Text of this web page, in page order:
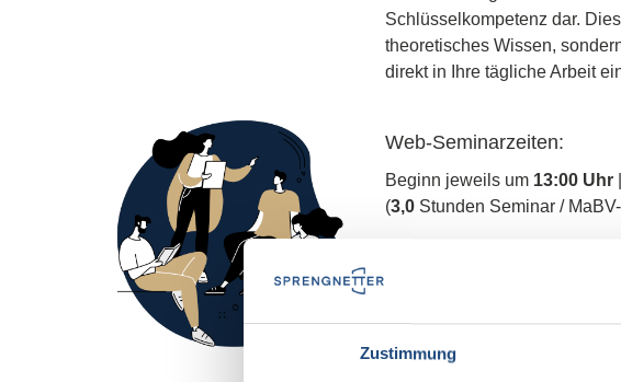
Zustimmung
Schlüsselkompetenz dar.
theoretisches Wissen,
direkt in Ihre tägliche Arbeit
Web-Seminarzeiten:
Beginn jeweils um 13:00 Uhr|
(3,0 Stunden Seminar /
14:15 Uhr - Pause